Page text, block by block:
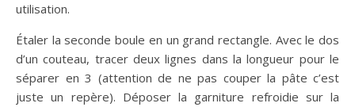
utilisation.
Étaler la seconde boule en un grand rectangle. Avec le dos
d’un couteau, tracer deux lignes dans la longueur pour le
séparer en 3 (attention de ne pas couper la pâte c’est
juste un repère). Déposer la garniture refroidie sur la